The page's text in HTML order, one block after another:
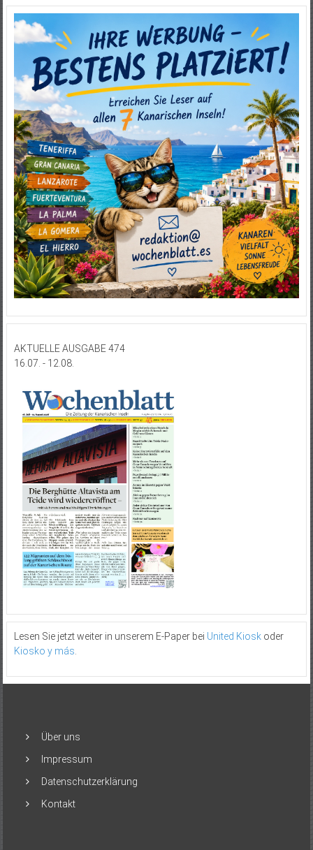
AKTUELLE AUSGABE 474
16.07. - 12.08.
Lesen Sie jetzt weiter in unserem E-Paper bei United Kioskoder
Kiosko y más
Über uns
Impressum
Datenschutzerklärung
Kontakt